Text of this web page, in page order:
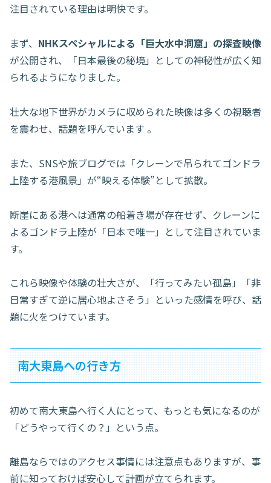
注目されている理由は明快です。
まず、 NHKスペシャルによる「巨大水中洞窟」の探査映像
が公開され、「日本最後の秘境」としての神秘性が広く知
られるようになりました。
壮大な地下世界がカメラに収められた映像は多くの視聴者
を震わせ、話題を呼んでいます 。
また、SNSや旅ブログでは「クレーンで吊られてゴンドラ
上陸する港風景」が“映える体験”として拡散。
断崖にある港へは通常の船着き場が存在せず、クレーンに
よるゴンドラ上陸が「日本で唯一」として注目されていま
す。
これら映像や体験の壮大さが、「行ってみたい孤島」「非
日常すぎて逆に居心地よさそう」といった感情を呼び、話
題に火をつけています。
南大東島への行き方
初めて南大東島へ行く人にとって、もっとも気になるのが
「どうやって行くの？」という点。
離島ならではのアクセス事情には注意点もありますが、事
前に知っておけば安心して計画が立てられます。